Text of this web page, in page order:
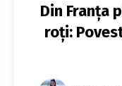
Din Franța
roți: